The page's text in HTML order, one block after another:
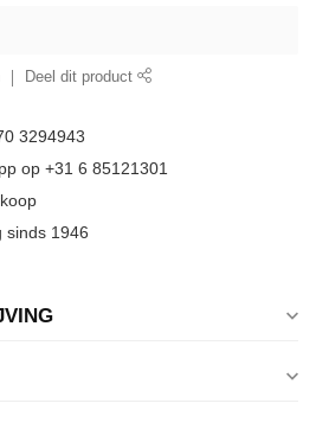
Deel dit product
3294943
op +31 6 85121301
sinds 1946